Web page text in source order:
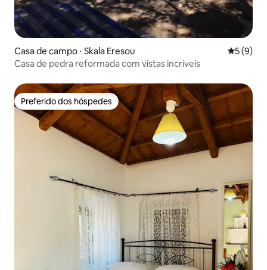
Casa de campo ⋅ Skala Eresou 5 de
5 (9)
Casa de pedra reformada com vistas incríveis
Preferido dos hóspedes
Preferido dos hóspedes